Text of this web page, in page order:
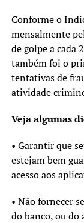
Conforme o
mensalmente
de golpe a cada
também foi o
tentativas de
atividade
Veja algumas
• Garantir que
estejam bem
acesso aos
• Não fornecer
do banco, ou do